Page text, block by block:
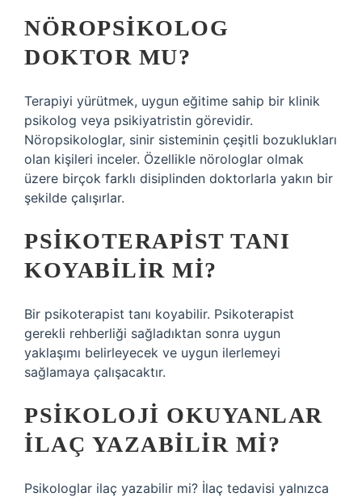
NÖROPSIKOLOG
DOKTOR MU?
Terapiyi yürütmek, uygun eğitime sahip bir klinik
psikolog veya psikiyatristin görevidir.
Nöropsikologlar, sinir sisteminin çeşitli bozuklukları
olan kişileri inceler. Özellikle nörologlar olmak
üzere birçok farklı disiplinden doktorlarla yakın bir
şekilde çalışırlar.
PSIKOTERAPIST TANI
KOYABILIR MI?
Bir psikoterapist tanı koyabilir. Psikoterapist
gerekli rehberliği sağladıktan sonra uygun
yaklaşımı belirleyecek ve uygun ilerlemeyi
sağlamaya çalışacaktır.
PSIKOLOJI OKUYANLAR
ILAÇ YAZABILIR MI?
Psikologlar ilaç yazabilir mi? İlaç tedavisi yalnızca